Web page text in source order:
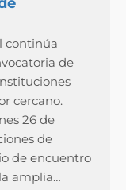
continúa
de
cercano.
26 de
de
de encuentro
amplia…